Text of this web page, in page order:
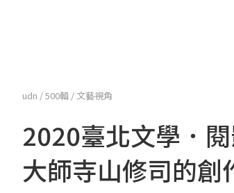
udn /500輯 / 文藝視角
2020臺北文學．
大師寺山修司的創